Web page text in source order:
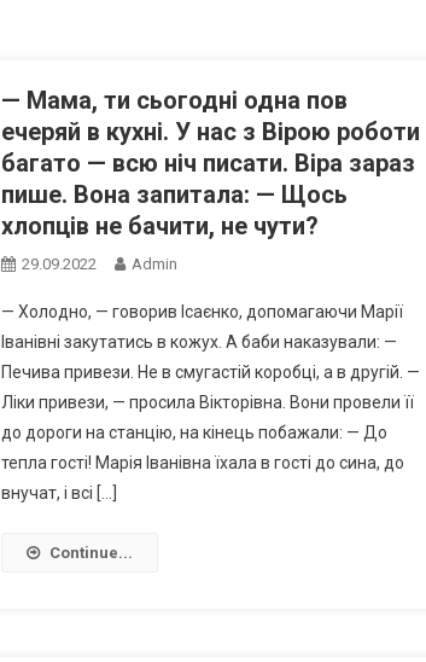
— Мама, ти сьогодні одна пов
ечеряй в кухні. У нас з Вірою роботи
багато — всю ніч писати. Віра зараз
пише. Вона запитала: — Щось
хлопців не бачити, не чути?
29.09.2022 Admin
— Холодно, — говорив Ісаєнко, допомагаючи Марії
Іванівні закутатись в кожух. А баби наказували: —
Печива привези. Не в смугастій коробці, а в другій. —
Ліки привези, — просила Вікторівна. Вони провели її
до дороги на станцію, на кінець побажали: — До
тепла гості! Марія Іванівна їхала в гості до сина, до
внучат, і всі […]
Continue...